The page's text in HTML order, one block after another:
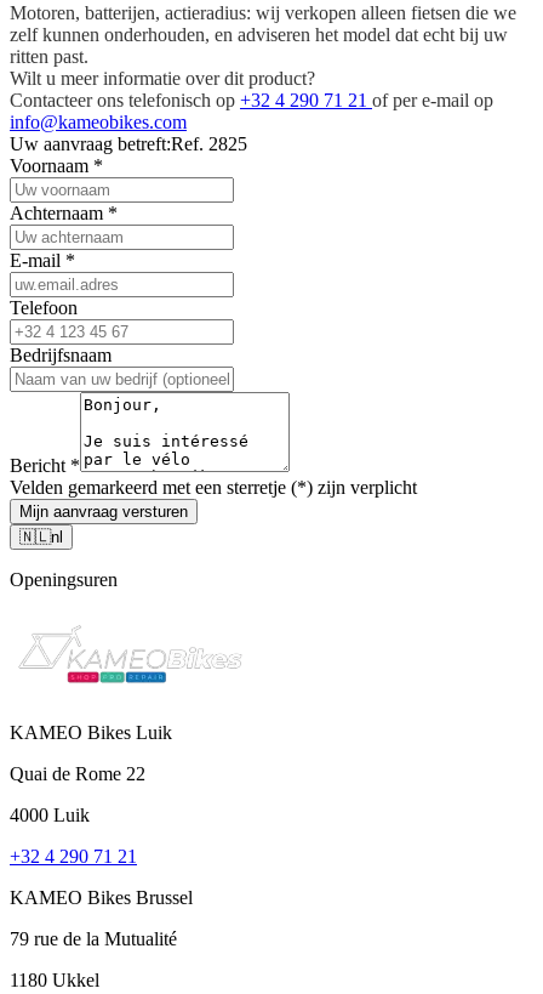
Motoren, batterijen, actieradius: wij verkopen alleen fietsen die we
zelf kunnen onderhouden, en adviseren het model dat echt bij uw
ritten past.
Wilt u meer informatie over dit product?
Contacteer ons telefonisch op +32 4 290 71 21 of per e-mail op
info@kameobikes.com
Uw aanvraag betreft:Ref. 2825
Voornaam *
Achternaam *
E-mail *
Telefoon
Bedrijfsnaam
Bericht *
Velden gemarkeerd met een sterretje (*) zijn verplicht
Mijn aanvraag versturen
🇳🇱nl
Openingsuren
KAMEO Bikes Luik
Quai de Rome 22
4000 Luik
+32 4 290 71 21
KAMEO Bikes Brussel
79 rue de la Mutualité
1180 Ukkel